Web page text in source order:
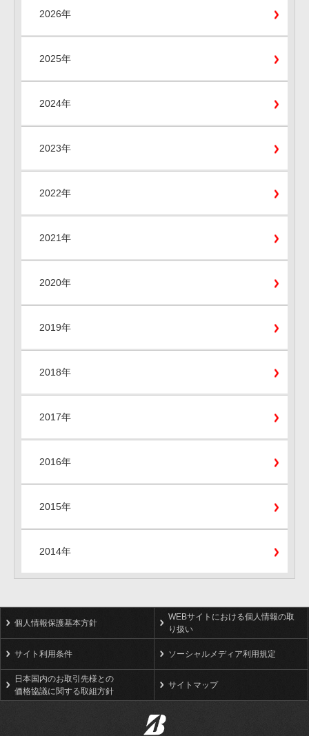
2026年
2025年
2024年
2023年
2022年
2021年
2020年
2019年
2018年
2017年
2016年
2015年
2014年
個人情報保護基本方針
WEBサイトにおける個人情報の取
り扱い
サイト利用条件 ソーシャルメディア利用規定
日本国内のお取引先様との
価格協議に関する取組方針
サイトマップ